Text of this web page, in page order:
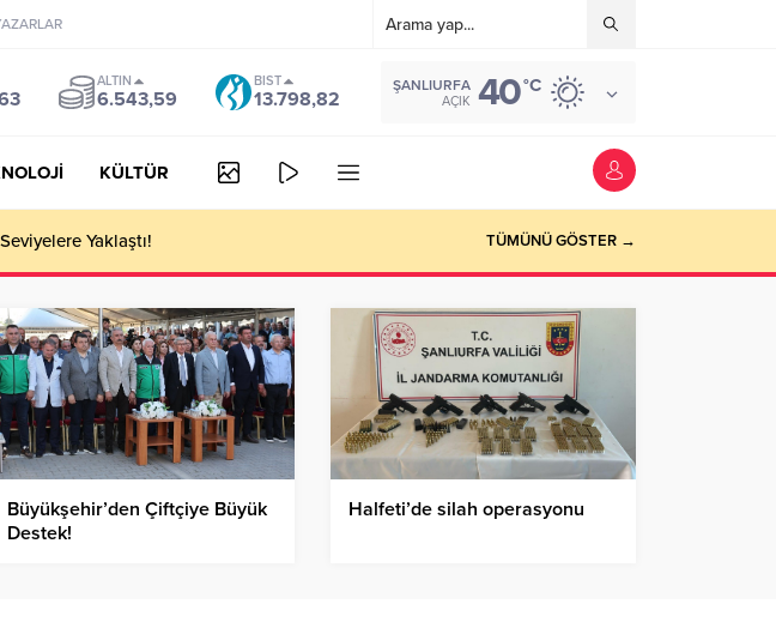
ALTIN
6.543,59
BIST
13.798,82
ŞANLIURFA
AÇIK 40°C
KÜLTÜR
TÜMÜNÜ GÖSTER →
Büyükşehir’den Çiftçiye Büyük
Destek!
Halfeti’de silah operasyonu